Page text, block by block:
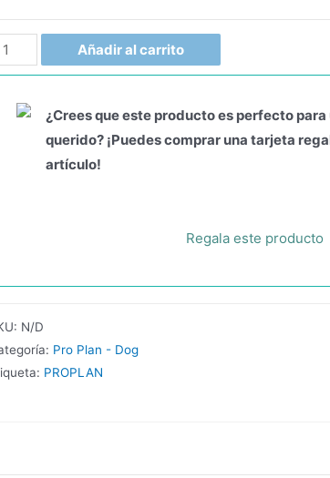
Añadir al carrito
¿Crees que este producto es perfecto para
querido? ¡Puedes comprar una tarjeta
artículo!
Regala este producto
N/D
Pro Plan - Dog
PROPLAN